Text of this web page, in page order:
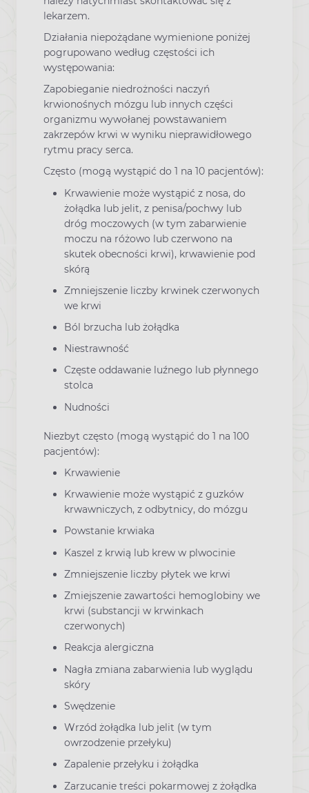
lekarzem.
Działania niepożądane wymienione poniżej
pogrupowano według częstości ich
występowania:
Zapobieganie niedrożności naczyń
krwionośnych mózgu lub innych części
organizmu wywołanej powstawaniem
zakrzepów krwi w wyniku nieprawidłowego
rytmu pracy serca.
Często (mogą wystąpić do 1 na 10 pacjentów):
Krwawienie może wystąpić z nosa, do
żołądka lub jelit, z penisa/pochwy lub
dróg moczowych (w tym zabarwienie
moczu na różowo lub czerwono na
skutek obecności krwi), krwawienie pod
skórą
Zmniejszenie liczby krwinek czerwonych
we krwi
Ból brzucha lub żołądka
Niestrawność
Częste oddawanie luźnego lub płynnego
stolca
Nudności
Niezbyt często (mogą wystąpić do 1 na 100
pacjentów):
Krwawienie
Krwawienie może wystąpić z guzków
krwawniczych, z odbytnicy, do mózgu
Powstanie krwiaka
Kaszel z krwią lub krew w plwocinie
Zmniejszenie liczby płytek we krwi
Zmiejszenie zawartości hemoglobiny we
krwi (substancji w krwinkach
czerwonych)
Reakcja alergiczna
Nagła zmiana zabarwienia lub wyglądu
skóry
Swędzenie
Wrzód żołądka lub jelit (w tym
owrzodzenie przełyku)
Zapalenie przełyku i żołądka
Zarzucanie treści pokarmowej z żołądka